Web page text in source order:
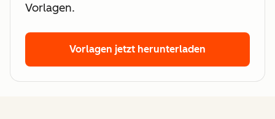
Vorlagen.
Vorlagen jetzt herunterladen